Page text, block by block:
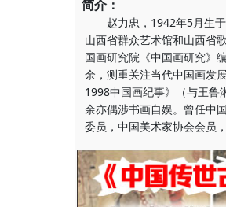
简介：
赵力忠，1942年5月生于
山西省群众艺术馆和山西省
国画研究院《中国画研究》
余，测重关注当代中国画发
1998中国画纪事》（与王鲁
余亦偶涉书画自娱。曾任中
委员，中国美术家协会会员